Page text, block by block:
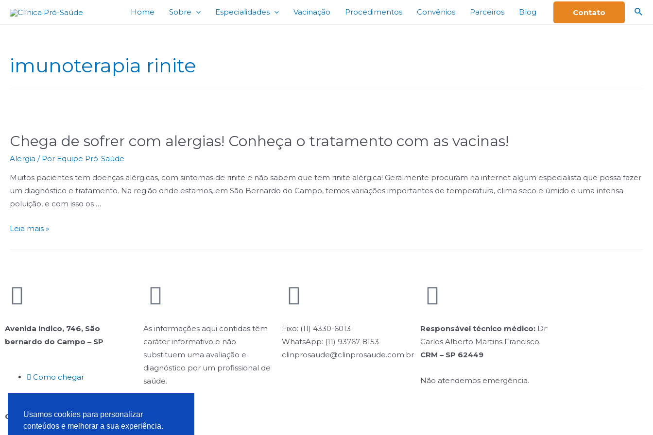
Usamos cookies para personalizar
conteúdos e melhorar a sua experiência.
Home Sobre Especialidades Vacinação Procedimentos Convênios Parceiros Blog Contato
imunoterapia rinite
Chega de sofrer com alergias! Conheça o tratamento com as vacinas!
Alergia / Por Equipe Pró-Saúde
Muitos pacientes tem doenças alérgicas, com sintomas de rinite e não sabem que tem rinite alérgica! Geralmente procuram na internet algum especialista que possa fazer
um diagnóstico e tratamento. Na região onde estamos, em São Bernardo do Campo, temos variações importantes de temperatura, clima seco e úmido e uma intensa
poluição, e com isso os …
Leia mais »
Avenida índico, 746, São
bernardo do Campo – SP
Como chegar
As informações aqui contidas têm
caráter informativo e não
substituem uma avaliação e
diagnóstico por um profissional de
saúde.
Fixo: (11) 4330-6013
WhatsApp: (11) 93767-8153
clinprosaude@clinprosaude.com.br
Responsável técnico médico: Dr
Carlos Alberto Martins Francisco.
CRM – SP 62449
Não atendemos emergência.
Copyright © 2021 Clínica Pró-Saúde